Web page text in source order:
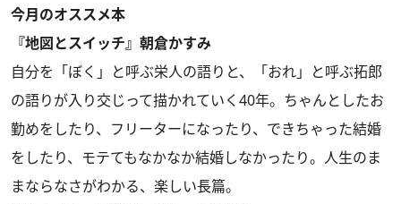
今月のオススメ本
『地図とスイッチ』朝倉かすみ
自分を「ぼく」と呼ぶ栄人の語りと、「おれ」と呼ぶ拓郎
の語りが入り交じって描かれていく40年。ちゃんとしたお
勤めをしたり、フリーターになったり、できちゃった結婚
をしたり、モテてもなかなか結婚しなかったり。人生のま
まならなさがわかる、楽しい長篇。